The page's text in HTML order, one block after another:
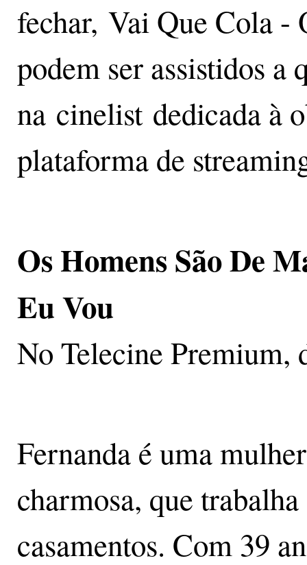
fechar, Vai Que Cola -
podem ser assistidos a
na cinelist dedicada à
plataforma de
Os Homens São De
Eu Vou
No Telecine Premium,
Fernanda é uma
charmosa, que
casamentos. Com 39